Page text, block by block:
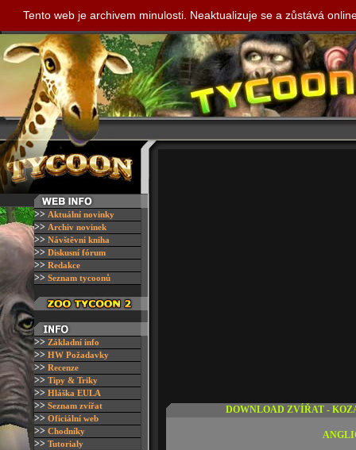
Tento web je archivem minulosti. Neaktualizuje se a zůstává
>> Aktuální novinky
>> Archiv novinek
>> Návštěvní kniha
>> Diskusní fórum
>> Redakce
>> Seznam tycoonů
>> Základní info
>> HW Požadavky
>> Recenze
>> Tipy & Triky
>> Hláška EULA
>> Seznam zvířat
>> Oficiální web
>> Chodníky
>> Tutorialy
DOWNLOAD ZVÍŘAT -